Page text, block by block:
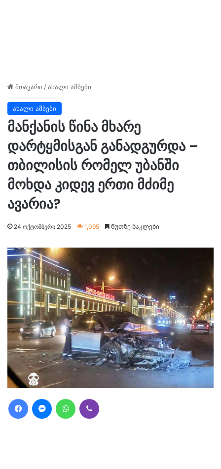
მთავარი /ახალი ამბები
ახალი ამბები
მანქანის წინა მხარე
დარტყმისგან განადგურდა –
თბილისის რომელ უბანში
მოხდა კიდევ ერთი მძიმე
ავარია?
24 ოქტომბერი 2025 1,095 Წუთზე ნაკლები
FacebookMessengerWhatsApp